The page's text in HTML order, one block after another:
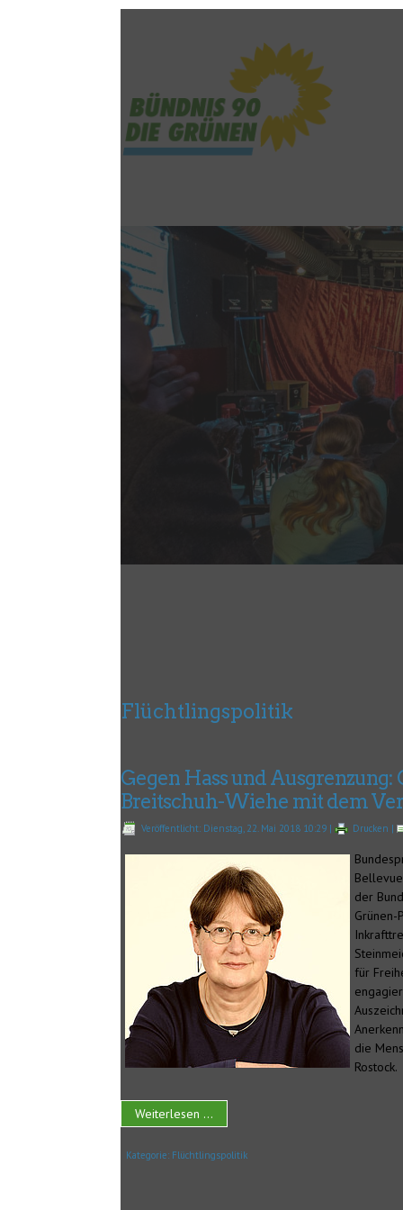
Flüchtlingspolitik
Gegen Hass und
Breitschuh-Wiehe mit dem
Veröffentlicht: Dienstag, 22. Mai 2018 10:29 | Drucken |
der
Grünen-
für
die
Rostock.
Weiterlesen ...
Kategorie: Flüchtlingspolitik